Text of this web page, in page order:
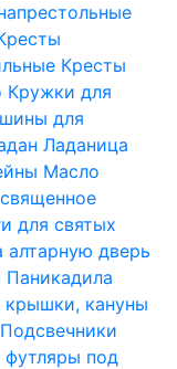
Кресты
Кружки для
для
Ладаница
Масло
для святых
алтарную дверь
Паникадила
кануны
Подсвечники
под